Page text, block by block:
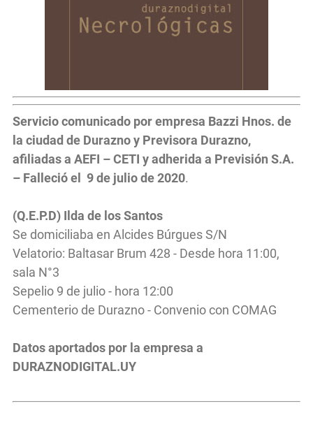
Servicio comunicado por empresa Bazzi Hnos. de
la ciudad de Durazno y Previsora Durazno,
afiliadas a AEFI – CETI y adherida a Previsión S.A.
– Falleció el 9 de julio de 2020.
(Q.E.P.D) Ilda de los Santos
Se domiciliaba en Alcides Búrgues S/N
Velatorio: Baltasar Brum 428 - Desde hora 11:00,
sala N°3
Sepelio 9 de julio - hora 12:00
Cementerio de Durazno - Convenio con COMAG
Datos aportados por la empresa a
DURAZNODIGITAL.UY